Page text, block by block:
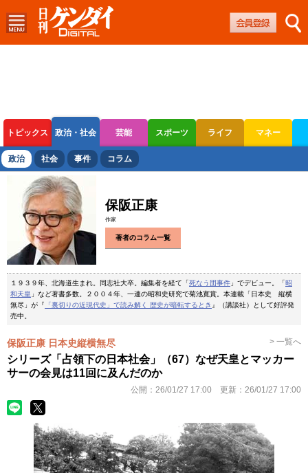
トピックス 政治・社会 芸能 スポーツ ライフ マネー
ボートレース 競輪 オートレース
政治 社会 事件 コラム
保阪正康
作家
著者のコラム一覧
１９３９年、北海道生まれ。同志社大卒。編集者を経て「死なう団事件 」でデビュー。「昭
和天皇 」など著書多数。２００４年、一連の昭和史研究で菊池寛賞。本連載「日本史 縦横
無尽」が『 「裏切りの近現代史」で読み解く 歴史が暗転するとき 』（講談社）として好評発
売中。
保阪正康 日本史縦横無尽 > 一覧へ
シリーズ「占領下の日本社会」（67）なぜ天皇とマッカー
サーの会見は11回に及んだのか
公開： 26/01/27 17:00 更新： 26/01/27 17:00